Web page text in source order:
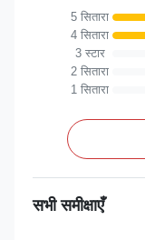
5 सितारा
4 सितारा
3 स्टार
2 सितारा
1 सितारा
सभी समीक्षाएँ